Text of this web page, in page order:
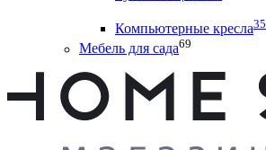
Компьютерные кресла35
Мебель для сада69